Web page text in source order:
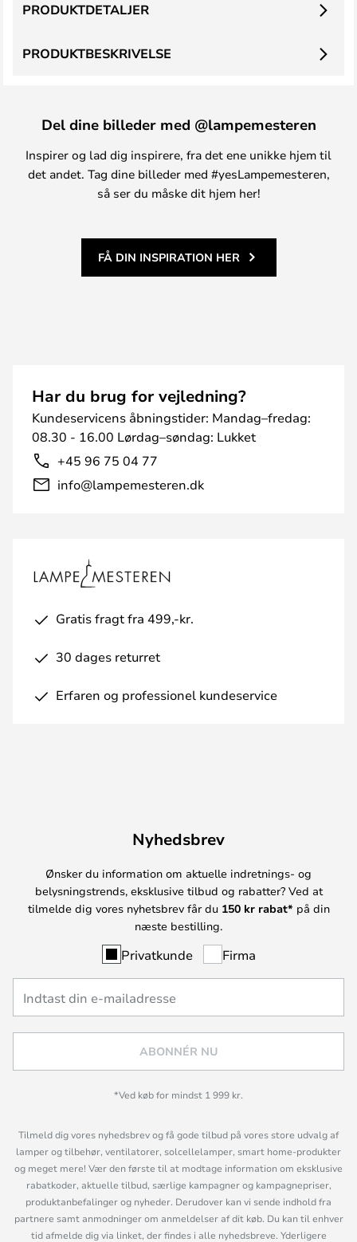
PRODUKTBESKRIVELSE
PRODUKTDETALJER
Del dine billeder med @lampemesteren
Inspirer og lad dig inspirere, fra det ene unikke hjem til
det andet. Tag dine billeder med #yesLampemesteren,
så ser du måske dit hjem her!
FÅ DIN INSPIRATION HER
Har du brug for vejledning?
Kundeservicens åbningstider: Mandag–fredag:
08.30 - 16.00 Lørdag–søndag: Lukket
+45 96 75 04 77
info@lampemesteren.dk
Gratis fragt fra 499,-kr.
30 dages returret
Erfaren og professionel kundeservice
Nyhedsbrev
Ønsker du information om aktuelle indretnings- og
belysningstrends, eksklusive tilbud og rabatter? Ved at
tilmelde dig vores nyhetsbrev får du 150 kr rabat* på din
næste bestilling.
Privatkunde Firma
ABONNÉR NU
*Ved køb for mindst 1 999 kr.
Tilmeld dig vores nyhedsbrev og få gode tilbud på vores store udvalg af
lamper og tilbehør, ventilatorer, solcellelamper, smart home-produkter
og meget mere! Vær den første til at modtage information om eksklusive
rabatkoder, aktuelle tilbud, særlige kampagner og kampagnepriser,
produktanbefalinger og nyheder. Derudover kan vi sende indhold fra
partnere samt anmodninger om anmeldelser af dit køb. Du kan til enhver
tid afmelde dig via linket, der findes i alle nyhedsbreve. Yderligere